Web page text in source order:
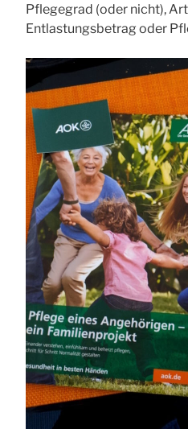
Pflegegrad (oder nicht),
Entlastungsbetrag oder